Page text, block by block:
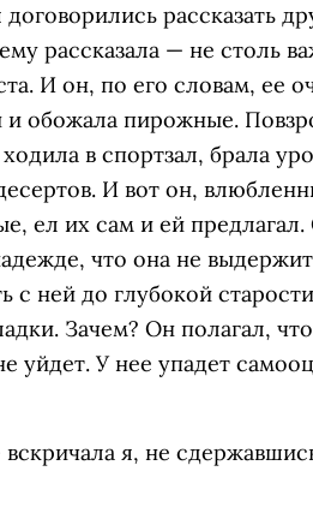
рассказать
рассказала — не столь
И он, по его словам, ее
обожала пирожные.
в спортзал, брала
И вот он,
ел их сам и ей
что она не
с ней до глубокой
Зачем? Он полагал,
уйдет. У нее упадет
я, не